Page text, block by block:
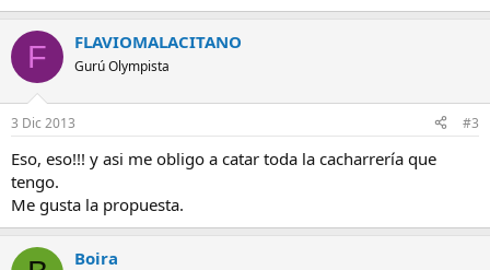
F FLAVIOMALACITANO
Gurú Olympista
3 Dic 2013 #3
Eso, eso!!! y asi me obligo a catar toda la cacharrería que
tengo.
Me gusta la propuesta.
Boira